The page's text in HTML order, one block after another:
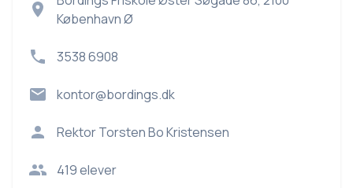
København Ø
3538 6908
kontor@bordings.dk
RektorTorsten Bo Kristensen
419elever